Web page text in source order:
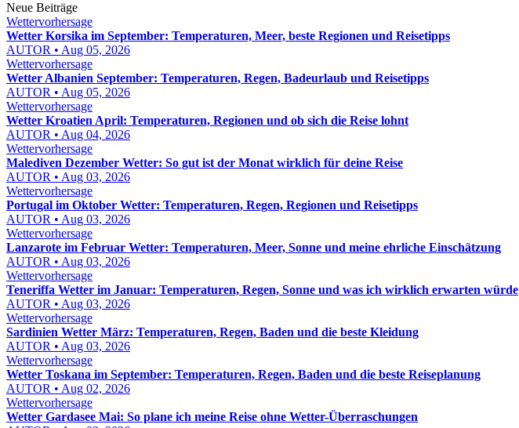
Neue Beiträge
Wettervorhersage
Wetter Korsika im September: Temperaturen, Meer, beste Regionen und Reisetipps
AUTOR • Aug 05, 2026
Wettervorhersage
Wetter Albanien September: Temperaturen, Regen, Badeurlaub und Reisetipps
AUTOR • Aug 05, 2026
Wettervorhersage
Wetter Kroatien April: Temperaturen, Regionen und ob sich die Reise lohnt
AUTOR • Aug 04, 2026
Wettervorhersage
Malediven Dezember Wetter: So gut ist der Monat wirklich für deine Reise
AUTOR • Aug 03, 2026
Wettervorhersage
Portugal im Oktober Wetter: Temperaturen, Regen, Regionen und Reisetipps
AUTOR • Aug 03, 2026
Wettervorhersage
Lanzarote im Februar Wetter: Temperaturen, Meer, Sonne und meine ehrliche Einschätzung
AUTOR • Aug 03, 2026
Wettervorhersage
Teneriffa Wetter im Januar: Temperaturen, Regen, Sonne und was ich wirklich erwarten würde
AUTOR • Aug 03, 2026
Wettervorhersage
Sardinien Wetter März: Temperaturen, Regen, Baden und die beste Kleidung
AUTOR • Aug 03, 2026
Wettervorhersage
Wetter Toskana im September: Temperaturen, Regen, Baden und die beste Reiseplanung
AUTOR • Aug 02, 2026
Wettervorhersage
Wetter Gardasee Mai: So plane ich meine Reise ohne Wetter-Überraschungen